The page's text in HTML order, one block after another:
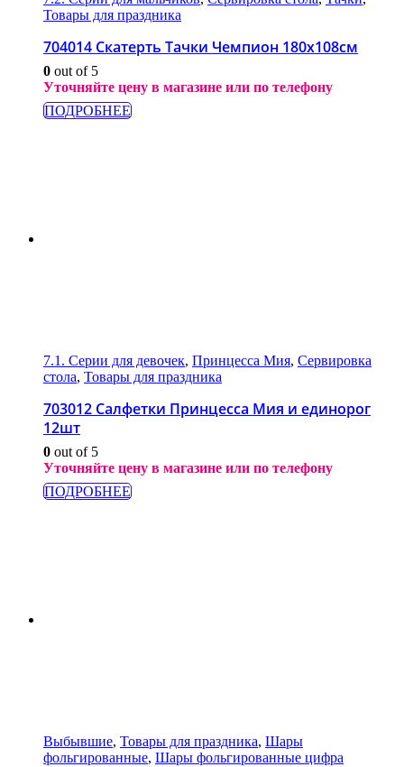
Товары для праздника
704014 Скатерть Тачки Чемпион 180х108см
0 out of 5
Уточняйте цену в магазине или по телефону
ПОДРОБНЕЕ
7.1. Серии для девочек, Принцесса Мия, Сервировка
стола, Товары для праздника
703012 Салфетки Принцесса Мия и единорог
12шт
0 out of 5
Уточняйте цену в магазине или по телефону
ПОДРОБНЕЕ
Выбывшие, Товары для праздника, Шары
фольгированные, Шары фольгированные цифра